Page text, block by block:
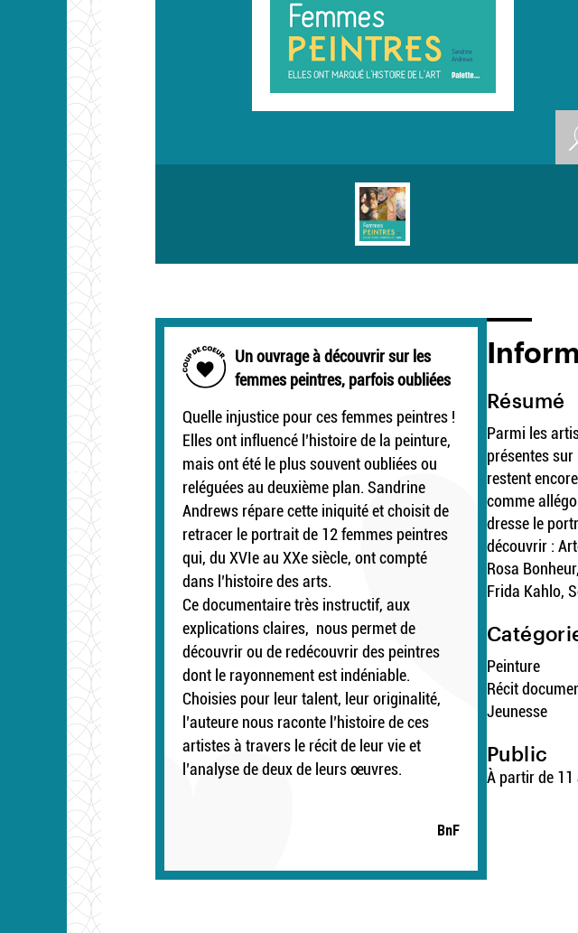
Un ouvrage à découvrir sur les
femmes peintres, parfois oubliées
Quelle injustice pour ces femmes peintres !
Elles ont influencé l’histoire de la peinture,
mais ont été le plus souvent oubliées ou
reléguées au deuxième plan. Sandrine
Andrews répare cette iniquité et choisit de
retracer le portrait de 12 femmes peintres
qui, du XVIe au XXe siècle, ont compté
dans l’histoire des arts.
Ce documentaire très instructif, aux
explications claires, nous permet de
découvrir ou de redécouvrir des peintres
dont le rayonnement est indéniable.
Choisies pour leur talent, leur originalité,
l’auteure nous raconte l’histoire de ces
artistes à travers le récit de leur vie et
l’analyse de deux de leurs œuvres.
BnF
Résumé
Parmi les
présentes
restent
comme
dresse le
découvrir :
Rosa
Frida Kahlo,
Peinture
Récit
Jeunesse
Public
À partir de 11